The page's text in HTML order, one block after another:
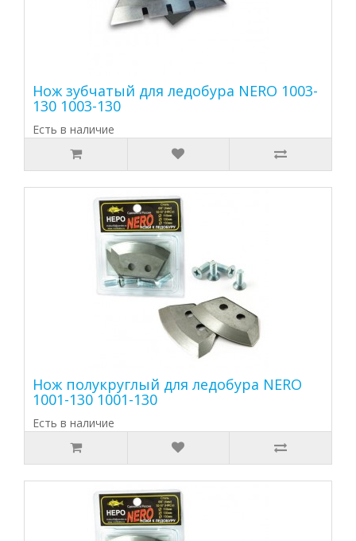
Нож зубчатый для ледобура NERO 1003-
130 1003-130
Есть в наличие
Нож полукруглый для ледобура NERO
1001-130 1001-130
Есть в наличие